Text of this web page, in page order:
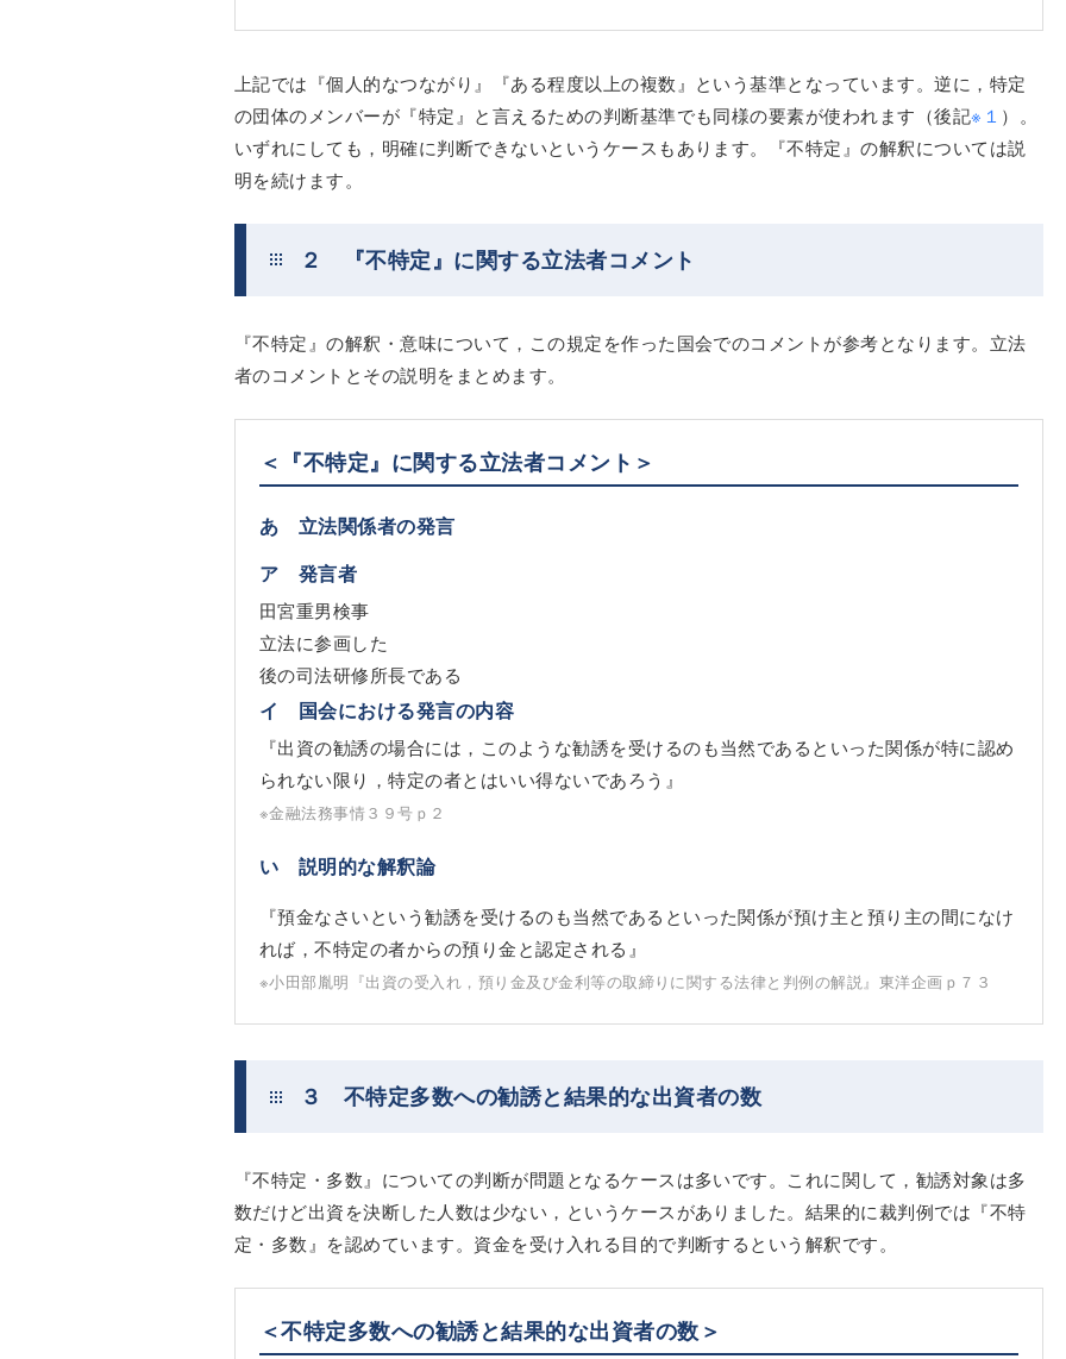
上記では『個人的なつながり』『ある程度以上の複数』という基準となっています。逆に，特定
の団体のメンバーが『特定』と言えるための判断基準でも同様の要素が使われます（後記※１ ）。
いずれにしても，明確に判断できないというケースもあります。『不特定』の解釈については説
明を続けます。
２ 『不特定』に関する立法者コメント
『不特定』の解釈・意味について，この規定を作った国会でのコメントが参考となります。立法
者のコメントとその説明をまとめます。
＜『不特定』に関する立法者コメント＞
あ 立法関係者の発言
ア 発言者
田宮重男検事
立法に参画した
後の司法研修所長である
イ 国会における発言の内容
『出資の勧誘の場合には，このような勧誘を受けるのも当然であるといった関係が特に認め
られない限り，特定の者とはいい得ないであろう』
※金融法務事情３９号ｐ２
い 説明的な解釈論
『預金なさいという勧誘を受けるのも当然であるといった関係が預け主と預り主の間になけ
れば，不特定の者からの預り金と認定される』
※小田部胤明『出資の受入れ，預り金及び金利等の取締りに関する法律と判例の解説』東洋企画ｐ７３
３ 不特定多数への勧誘と結果的な出資者の数
『不特定・多数』についての判断が問題となるケースは多いです。これに関して，勧誘対象は多
数だけど出資を決断した人数は少ない，というケースがありました。結果的に裁判例では『不特
定・多数』を認めています。資金を受け入れる目的で判断するという解釈です。
＜不特定多数への勧誘と結果的な出資者の数＞